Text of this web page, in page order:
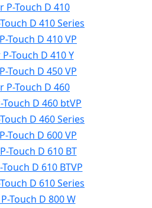
P-Touch D 410
D 410 Series
Touch D 410 VP
Touch D 410 Y
Touch D 450 VP
P-Touch D 460
D 460 btVP
D 460 Series
Touch D 600 VP
Touch D 610 BT
D 610 BTVP
D 610 Series
Touch D 800 W